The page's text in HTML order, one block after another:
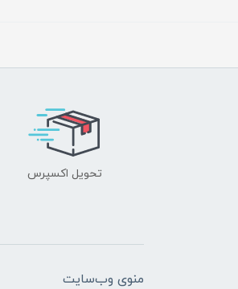
تحویل اکسپرس
منوی وب‌سایت